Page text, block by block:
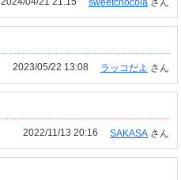
sweetchocola さん
ラッコだよ さん
2023/05/22 13:08
SAKASA さん
2022/11/13 20:16